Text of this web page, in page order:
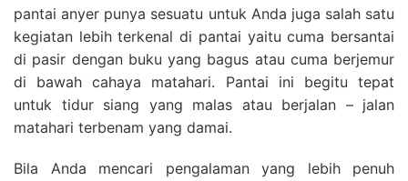
pantai anyer punya sesuatu untuk Anda juga salah satu
kegiatan lebih terkenal di pantai yaitu cuma bersantai
di pasir dengan buku yang bagus atau cuma berjemur
di bawah cahaya matahari. Pantai ini begitu tepat
untuk tidur siang yang malas atau berjalan – jalan
matahari terbenam yang damai.
Bila Anda mencari pengalaman yang lebih penuh